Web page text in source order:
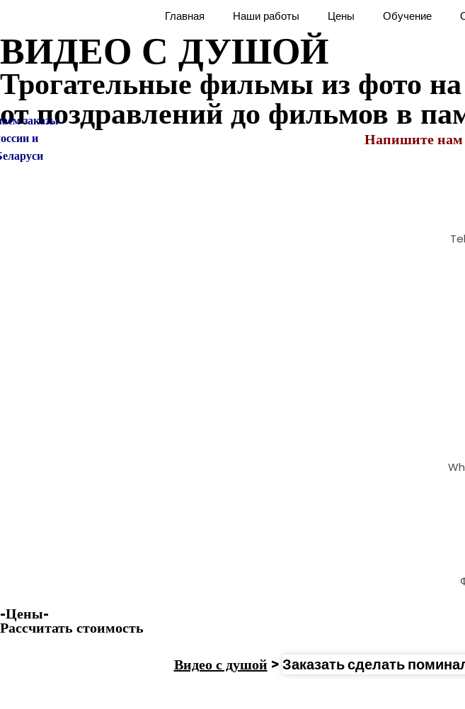
содержимому
Главная Наши работы Цены Обучение
ВИДЕО С ДУШОЙ
Трогательные фильмы из фото на
от поздравлений до фильмов в
заказы
и
Напишите
-Цены-
Рассчитать стоимость
Видео с душой>Заказать сделать
Search